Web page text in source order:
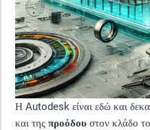
Η Autodesk είναι εδώ και
και της προόδου στον κλάδο